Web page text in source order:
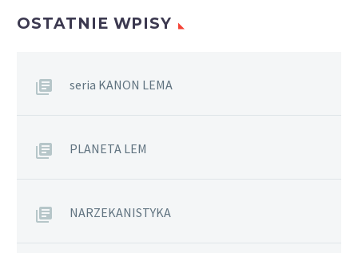
OSTATNIE WPISY
seria KANON LEMA
PLANETA LEM
NARZEKANISTYKA